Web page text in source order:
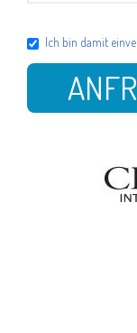
Ich bin damit